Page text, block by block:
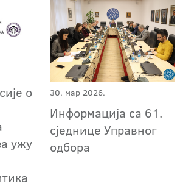
о
ужу
30. мар 2026.
Информација са 61.
сједнице Управног
одбора